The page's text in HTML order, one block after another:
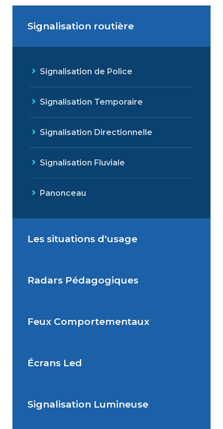
Signalisation routière
Signalisation de Police
Signalisation Temporaire
Signalisation Directionnelle
Signalisation Fluviale
Panonceau
Les situations d'usage
Situations de signalisation
Situations de signalisation
Radars Pédagogiques
Radar Pédagogique
Feux Comportementaux
Feu Comportemental
Écrans Led
Écran Géant Extérieur Led
Signalisation Lumineuse